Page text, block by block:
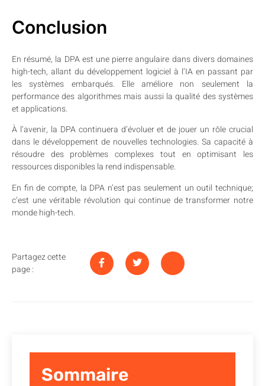
Conclusion
En résumé, la DPA est une pierre angulaire dans divers domaines
high-tech, allant du développement logiciel à l’IA en passant par
les systèmes embarqués. Elle améliore non seulement la
performance des algorithmes mais aussi la qualité des systèmes
et applications.
À l’avenir, la DPA continuera d’évoluer et de jouer un rôle crucial
dans le développement de nouvelles technologies. Sa capacité à
résoudre des problèmes complexes tout en optimisant les
ressources disponibles la rend indispensable.
En fin de compte, la DPA n’est pas seulement un outil technique;
c’est une véritable révolution qui continue de transformer notre
monde high-tech.
Partagez cette
page :
Sommaire